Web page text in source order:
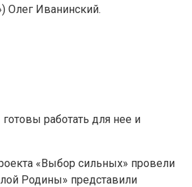
Олег Иванинский.
работать для нее и
«Выбор сильных» провели
Родины» представили